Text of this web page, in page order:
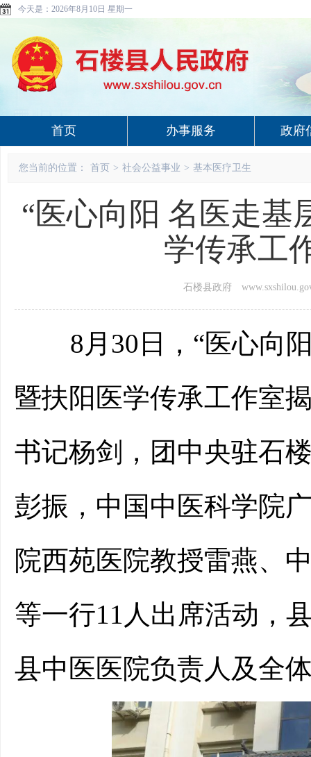
今天是： 2026年8月10日 星期一
首页 办事服务 政府
您当前的位置： 首页 > 社会公益事业 > 基本医疗卫生
“医心向阳 名医走基
学传承工
石楼县政府
8 月 30 日，“医心向
暨扶阳医学传承工作室
书记杨剑，团中央驻石
彭振，中国中医科学院
院西苑医院教授雷燕、
等一行11 人出席活动，
县中医医院负责人及全